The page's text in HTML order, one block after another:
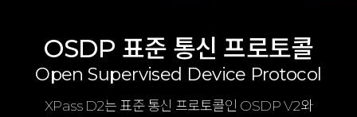
OSDP 표준 통신 프로토콜
Open Supervised Device Protocol
XPass D2는 표준 통신 프로토콜인 OSDP V2와